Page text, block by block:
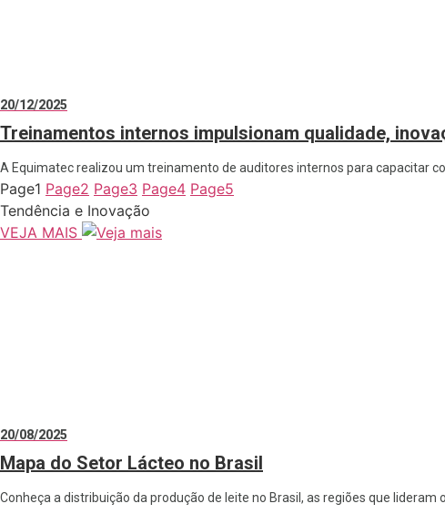
20/12/2025
Treinamentos internos impulsionam qualidade,
A Equimatec realizou um treinamento de auditores internos para capacitar
Page1 Page2 Page3 Page4 Page5
Tendência e Inovação
VEJA MAIS
20/08/2025
Mapa do Setor Lácteo no Brasil
Conheça a distribuição da produção de leite no Brasil, as regiões que